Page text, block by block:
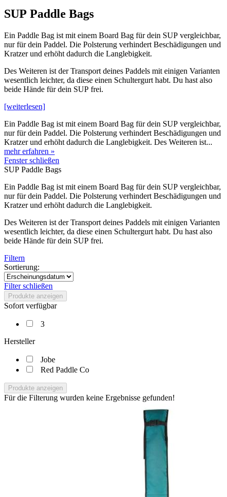
SUP Paddle Bags
Ein Paddle Bag ist mit einem Board Bag für dein SUP vergleichbar,
nur für dein Paddel. Die Polsterung verhindert Beschädigungen und
Kratzer und erhöht dadurch die Langlebigkeit.
Des Weiteren ist der Transport deines Paddels mit einigen Varianten
wesentlich leichter, da diese einen Schultergurt habt. Du hast also
beide Hände für dein SUP frei.
[weiterlesen]
Ein Paddle Bag ist mit einem Board Bag für dein SUP vergleichbar,
nur für dein Paddel. Die Polsterung verhindert Beschädigungen und
Kratzer und erhöht dadurch die Langlebigkeit. Des Weiteren ist...
mehr erfahren »
Fenster schließen
SUP Paddle Bags
Ein Paddle Bag ist mit einem Board Bag für dein SUP vergleichbar,
nur für dein Paddel. Die Polsterung verhindert Beschädigungen und
Kratzer und erhöht dadurch die Langlebigkeit.
Des Weiteren ist der Transport deines Paddels mit einigen Varianten
wesentlich leichter, da diese einen Schultergurt habt. Du hast also
beide Hände für dein SUP frei.
Filtern
Sortierung:
Filter schließen
Produkte anzeigen
Sofort verfügbar
3
Hersteller
Jobe
Red Paddle Co
Produkte anzeigen
Für die Filterung wurden keine Ergebnisse gefunden!